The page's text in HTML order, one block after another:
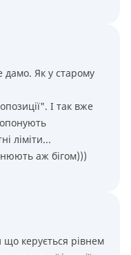
дамо. Як у старому
І так вже
ліміти...
аж бігом)))
керується рівнем